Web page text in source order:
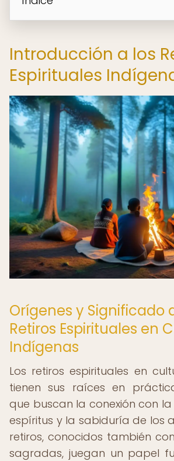
Introducción a los
Espirituales
Orígenes y Significado
Retiros Espirituales en
Indígenas
Los retiros espirituales en
tienen sus raíces en
que buscan la conexión con
espíritus y la sabiduría de los
retiros, conocidos también
sagradas, juegan un papel